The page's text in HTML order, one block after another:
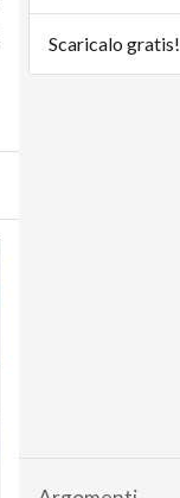
Scaricalo gratis!